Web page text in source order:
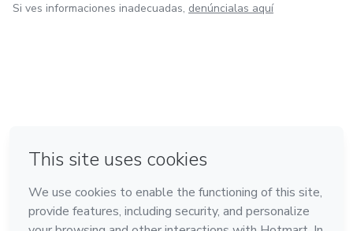
Si ves informaciones inadecuadas, denúncialas aquí
Hecho con❤ en Ciudad de México